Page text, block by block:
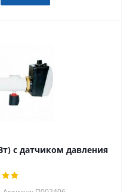
с датчиком давления